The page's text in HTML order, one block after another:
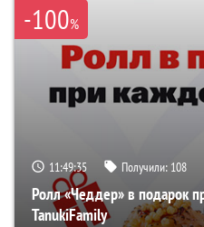
-100%
11:49:35 Получили: 108
Ролл «Чеддер» в подарок
TanukiFamily